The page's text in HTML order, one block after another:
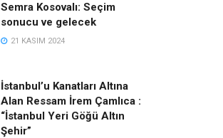
Semra Kosovalı: Seçim
sonucu ve gelecek
21 KASIM 2024
İstanbul’u Kanatları Altına
Alan Ressam İrem Çamlıca :
“İstanbul Yeri Göğü Altın
Şehir”